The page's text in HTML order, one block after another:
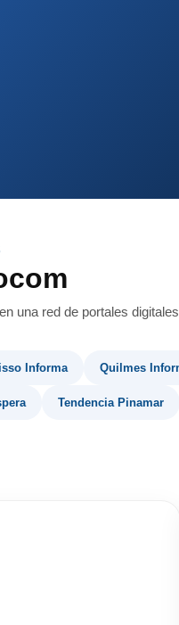
una red de portales
Informa Quilmes
Tendencia Pinamar